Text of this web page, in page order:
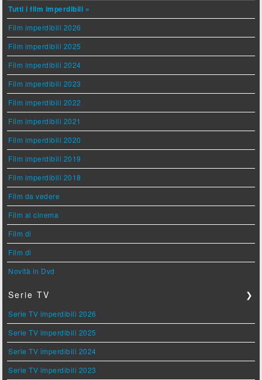
Tutti i film imperdibili »
Film imperdibili 2026
Film imperdibili 2025
Film imperdibili 2024
Film imperdibili 2023
Film imperdibili 2022
Film imperdibili 2021
Film imperdibili 2020
Film imperdibili 2019
Film imperdibili 2018
Film da vedere
Film al cinema
Film di
Film di
Novità in Dvd
Serie TV ❯
Serie TV imperdibili 2026
Serie TV imperdibili 2025
Serie TV imperdibili 2024
Serie TV imperdibili 2023